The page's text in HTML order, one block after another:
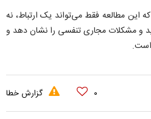
این مطالعه فقط می‌تواند یک ارتباط، نه
و مشکلات مجاری تنفسی را نشان دهد و
است.
۰ گزارش خطا